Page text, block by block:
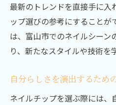
最新のトレンドを直接手に入
ップ選びの参考にすることが
は、富山市でのネイルシーン
り、新たなスタイルや技術を
自分らしさを演出するため
ネイルチップを選ぶ際には